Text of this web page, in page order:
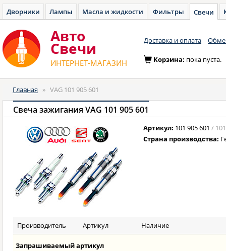
Дворники Лампы Масла и жидкости Фильтры Свечи
Авто
Cвечи
ИНТЕРНЕТ-МАГАЗИН
Доставка и оплата
Корзина: пока пуста.
Главная » VAG 101 905 601
Свеча зажигания VAG 101 905 601
Артикул: 101 905 601 /
Страна производства:
Производитель Артикул Наличие
Запрашиваемый артикул